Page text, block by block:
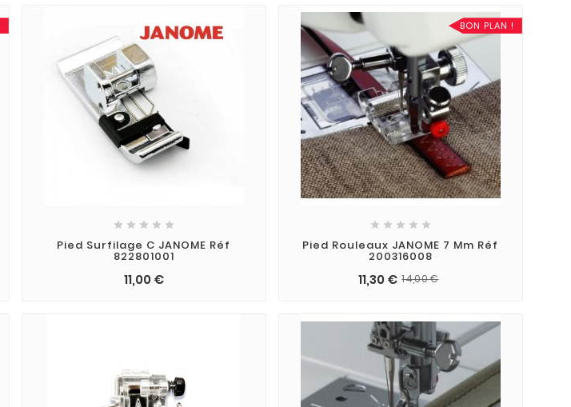
    
Pied Surfilage C JANOME Réf
822801001
11,00 €
BON PLAN !
    
Pied Rouleaux JANOME 7 Mm Réf
200316008
11,30 € 14,00 €